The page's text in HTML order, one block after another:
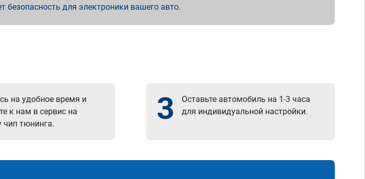
безопасность для электроники вашего авто.
на удобное время и
к нам в сервис на
чип тюнинга.
3
Оставьте автомобиль на 1-3 часа
для индивидуальной настройки.